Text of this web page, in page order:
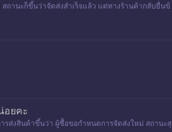
ถานะก็ขึ้นว่าจัดส่งสำเร็จแล้ว แต่ทางร้านค้ากลับยื่นข้
อยคะ
ารส่งสินค้าขึ้นว่า ผู้ซื้อขอกำหนดการจัดส่งใหม่ สถานะสุ